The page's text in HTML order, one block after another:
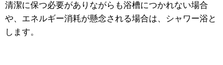
清潔に保つ必要がありながらも浴槽につかれない場合
や、エネルギー消耗が懸念される場合は、シャワー浴と
します。